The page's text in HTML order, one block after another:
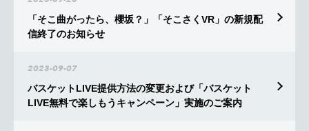
「そこ曲がったら、櫻坂？」「そこさくVR」の新規配
信終了のお知らせ
2023-09-07
バスケットLIVE提供方法の変更および「バスケット
LIVE無料で楽しもうキャンペーン」実施のご案内